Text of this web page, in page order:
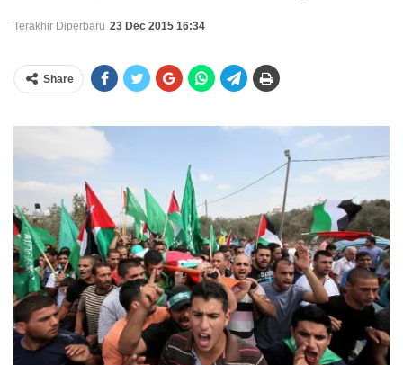
Terakhir Diperbaru 23 Dec 2015 16:34
Share